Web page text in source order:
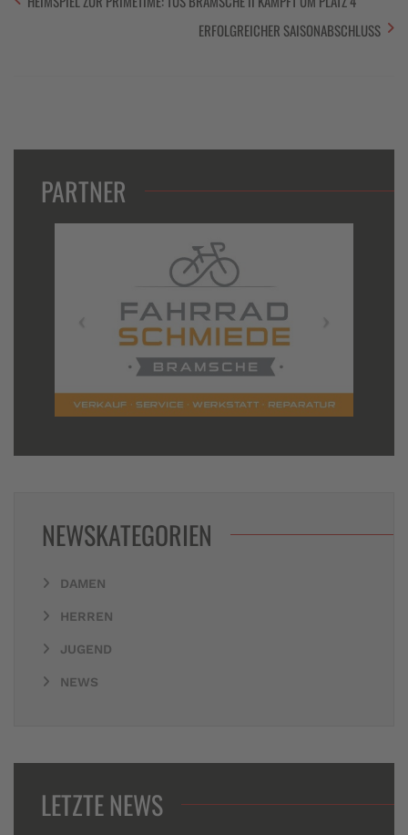
ERFOLGREICHER SAISONABSCHLUSS
PARTNER
NEWSKATEGORIEN
DAMEN
HERREN
JUGEND
NEWS
LETZTE NEWS